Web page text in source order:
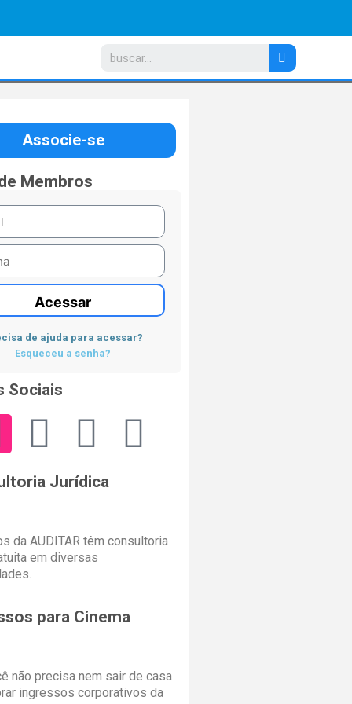
Associe-se
Membros
Acessar
de ajuda para acessar?
Esqueceu a senha?
Sociais
Jurídica
da AUDITAR têm consultoria
em diversas
para Cinema
não precisa nem sair de casa
ingressos corporativos da